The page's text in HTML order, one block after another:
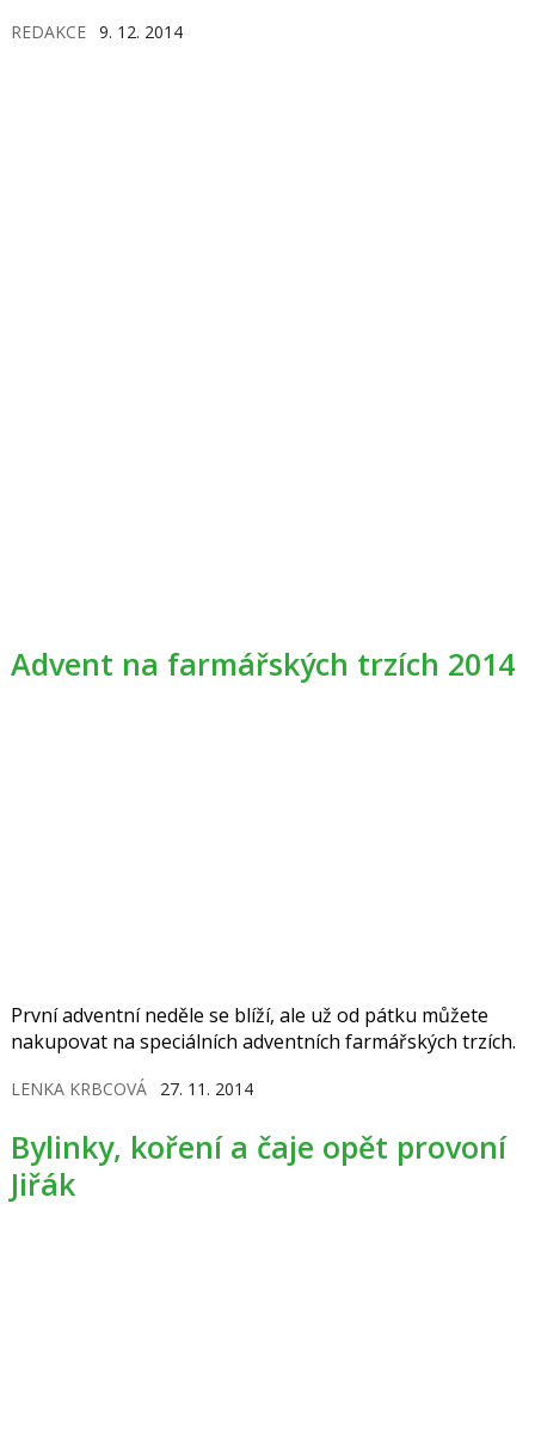
REDAKCE 9. 12. 2014
Advent na farmářských trzích 2014
První adventní neděle se blíží, ale už od pátku můžete
nakupovat na speciálních adventních farmářských trzích.
LENKA KRBCOVÁ 27. 11. 2014
Bylinky, koření a čaje opět provoní
Jiřák